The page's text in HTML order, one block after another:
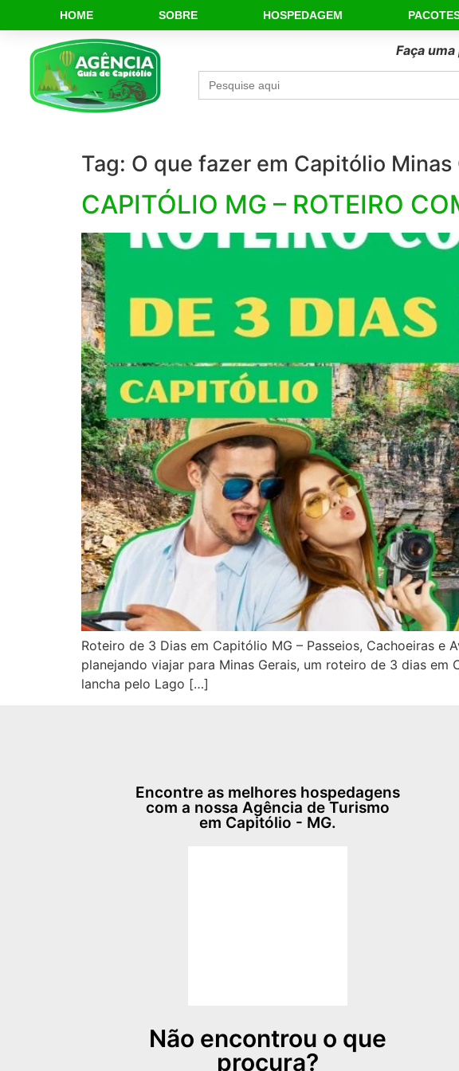
HOME SOBRE HOSPEDAGEM
Faça
Search
for:
Tag: O que fazer em Capitólio Minas
CAPITÓLIO MG – ROTEIRO
Roteiro de 3 Dias em Capitólio MG – Passeios, Cachoeiras e
planejando viajar para Minas Gerais, um roteiro de 3 dias
lancha pelo Lago […]
Encontre as melhores hospedagens
com a nossa Agência de Turismo
em Capitólio - MG.
Não encontrou o que
procura?